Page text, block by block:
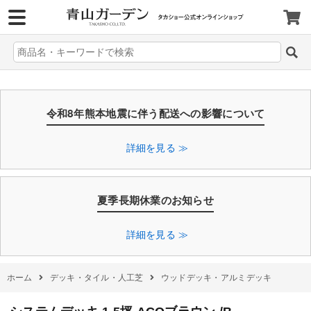
令和8年熊本地震に伴う配送への影響について
詳細を見る ≫
夏季長期休業のお知らせ
詳細を見る ≫
ホーム デッキ・タイル・人工芝 ウッドデッキ・アルミデッキ